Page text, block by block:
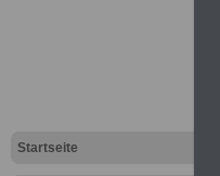
Startseite